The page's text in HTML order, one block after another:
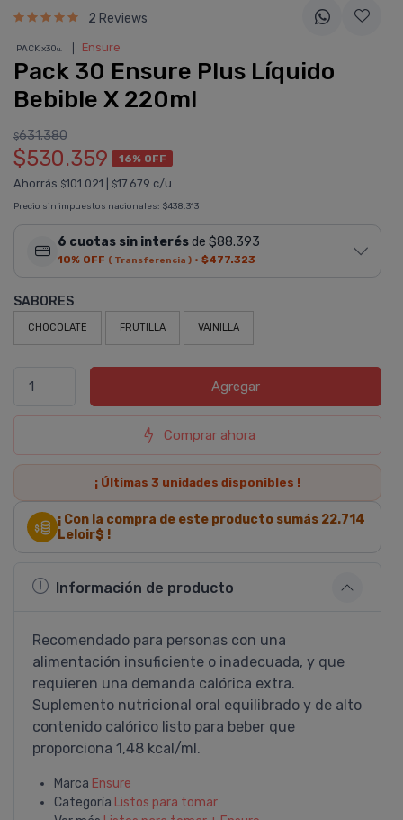
2 Reviews
PACK x30u. Ensure
Pack 30 Ensure Plus Lí­quido
Bebible X 220ml
$631.380
$530.359 16% OFF
Ahorrás $101.021 $17.679 c/u
Precio sin impuestos nacionales: $438.313
6 cuotas sin interésde $88.393
10% OFF ( Transferencia ) · $477.323
SABORES
CHOCOLATE FRUTILLA VAINILLA
Agregar
Comprar ahora
¡ Últimas 3 unidades disponibles !
¡ Con la compra de este producto sumás 22.714
Leloir$ !
Información de producto
Recomendado para personas con una
alimentación insuficiente o inadecuada, y que
requieren una demanda calórica extra.
Suplemento nutricional oral equilibrado y de alto
contenido calórico listo para beber que
proporciona 1,48 kcal/ml.
Marca Ensure
Categoría Listos para tomar